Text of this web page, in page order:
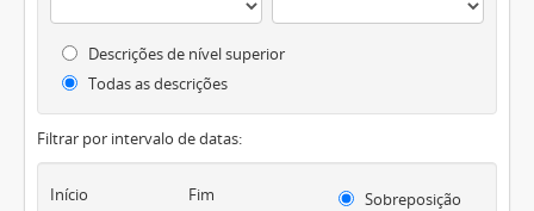
Descrições de nível superior
Todas as descrições
Filtrar por intervalo de datas:
Início Fim
Sobreposição